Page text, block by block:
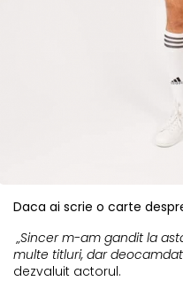
Daca ai scrie o carte
„Sincer m-am gandit la
multe titluri, dar
dezvaluit actorul.